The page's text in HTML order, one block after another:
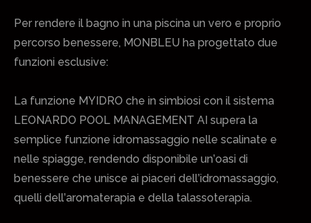
Per rendere il bagno in una piscina un vero e proprio
percorso benessere, MONBLEU ha progettato due
funzioni esclusive:
La funzione MYIDRO che in simbiosi con il sistema
LEONARDO POOL MANAGEMENT AI supera la
semplice funzione idromassaggio nelle scalinate e
nelle spiagge, rendendo disponibile un’oasi di
benessere che unisce ai piaceri dell’idromassaggio,
quelli dell’aromaterapia e della talassoterapia.